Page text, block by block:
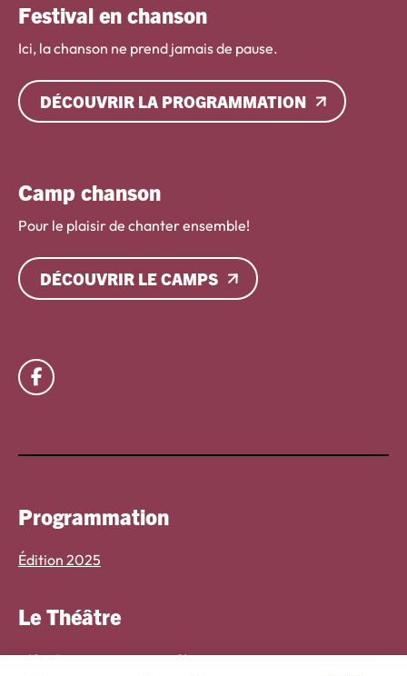
Festival en chanson
Ici, la chanson ne prend jamais de pause.
DÉCOUVRIR LA PROGRAMMATION
Camp chanson
Pour le plaisir de chanter ensemble!
DÉCOUVRIR LE CAMPS
Lien vers facebook
Programmation
Édition 2025
Le Théâtre
Alfred – guinguette et café